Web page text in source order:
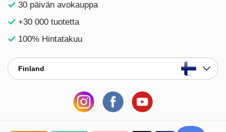
30 päivän avokauppa
+30 000 tuotetta
100% Hintatakuu
Finland